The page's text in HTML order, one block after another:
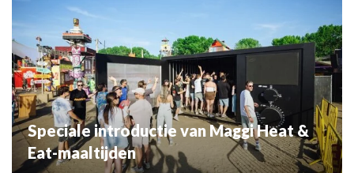
Speciale introductie van Maggi Heat &
Eat-maaltijden